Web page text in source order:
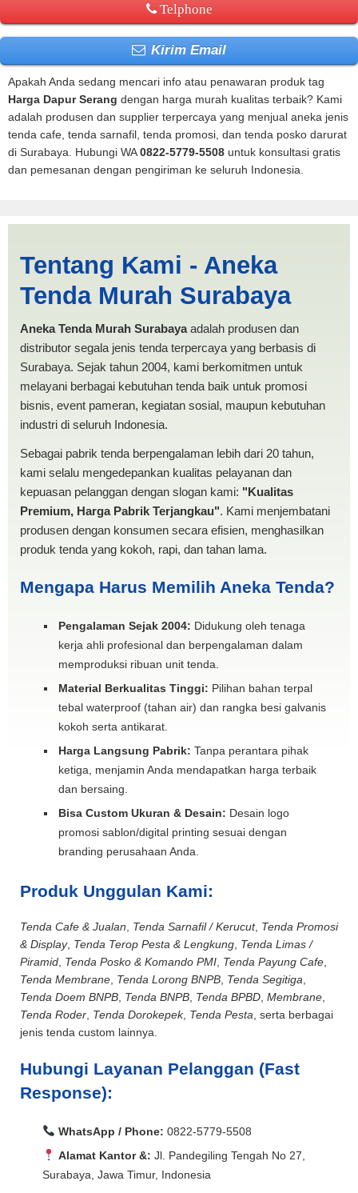
Telphone
Kirim Email
Apakah Anda sedang mencari info atau penawaran produk tag
Harga Dapur Serang dengan harga murah kualitas terbaik? Kami
adalah produsen dan supplier terpercaya yang menjual aneka jenis
tenda cafe, tenda sarnafil, tenda promosi, dan tenda posko darurat
di Surabaya. Hubungi WA0822-5779-5508 untuk konsultasi gratis
dan pemesanan dengan pengiriman ke seluruh Indonesia.
PRODUKSI ANEKA TENDA
MURAH
Tentang Kami - Aneka
Tenda Murah Surabaya
Aneka Tenda Murah Surabayaadalah produsen dan
distributor segala jenis tenda terpercaya yang berbasis di
Surabaya. Sejak tahun 2004, kami berkomitmen untuk
melayani berbagai kebutuhan tenda baik untuk promosi
bisnis, event pameran, kegiatan sosial, maupun kebutuhan
industri di seluruh Indonesia.
Sebagai pabrik tenda berpengalaman lebih dari 20 tahun,
kami selalu mengedepankan kualitas pelayanan dan
kepuasan pelanggan dengan slogan kami: "Kualitas
Premium, Harga Pabrik Terjangkau". Kami menjembatani
produsen dengan konsumen secara efisien, menghasilkan
produk tenda yang kokoh, rapi, dan tahan lama.
Mengapa Harus Memilih Aneka Tenda?
Pengalaman Sejak 2004: Didukung oleh tenaga
kerja ahli profesional dan berpengalaman dalam
memproduksi ribuan unit tenda.
Material Berkualitas Tinggi: Pilihan bahan terpal
tebal waterproof (tahan air) dan rangka besi galvanis
kokoh serta antikarat.
Harga Langsung Pabrik: Tanpa perantara pihak
ketiga, menjamin Anda mendapatkan harga terbaik
dan bersaing.
Bisa Custom Ukuran & Desain: Desain logo
promosi sablon/digital printing sesuai dengan
branding perusahaan Anda.
Produk Unggulan Kami:
Tenda Cafe & Jualan Tenda Sarnafil / Kerucut, Tenda Promosi
& Display, Tenda Terop Pesta & Lengkung Tenda Limas /
Piramid Tenda Posko & Komando PMI Tenda Payung Cafe
Tenda Membrane Tenda Lorong BNPB Tenda Segitiga
Tenda Doem BNPB Tenda BNPB Tenda BPBD Membrane
Tenda Roder Tenda Dorokepek, Tenda Pesta , serta berbagai
jenis tenda custom lainnya.
Hubungi Layanan Pelanggan (Fast
Response):
WhatsApp / Phone: 0822-5779-5508
Alamat Kantor &: Jl. Pandegiling Tengah No 27,
Surabaya, Jawa Timur, Indonesia